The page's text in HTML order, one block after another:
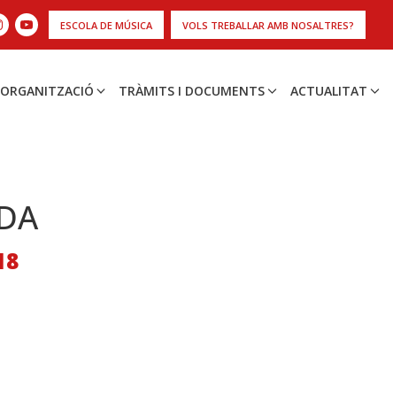
ESCOLA DE MÚSICA VOLS TREBALLAR AMB NOSALTRES?
ORGANITZACIÓ TRÀMITS I DOCUMENTS ACTUALITAT